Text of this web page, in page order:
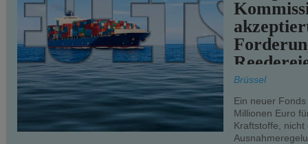
teilweise.
Brüssel
Ein neuer
Millionen Euro
Kraftstoffe, nicht